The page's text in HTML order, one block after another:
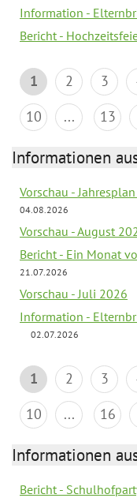
Information -
Bericht -
1 2 3
10
... 13
Informationen
Vorschau -
04.08.2026
Vorschau - August
Bericht - Ein Monat
21.07.2026
Vorschau - Juli 2026
Information -
02.07.2026
1 2 3
10
... 16
Informationen
Bericht -